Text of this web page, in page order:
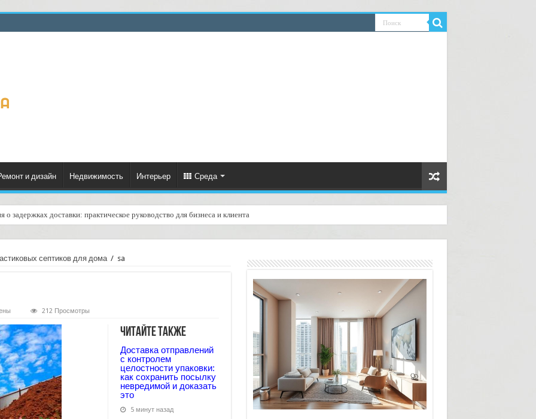
и дизайн Недвижимость Интерьер Среда
о задержках доставки: практическое руководство для бизнеса и клиента
септиков для дома / sa
212 Просмотры
Читайте также
Доставка отправлений
с контролем
целостности упаковки:
как сохранить посылку
невредимой и доказать
это
5 минут назад